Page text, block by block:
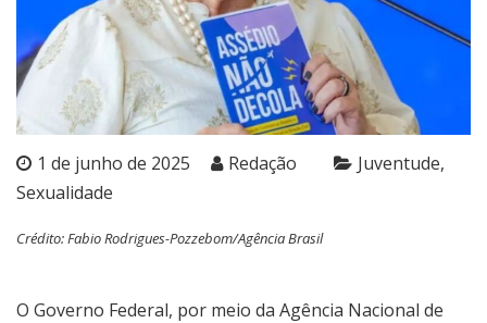
1 de junho de 2025 Redação
Juventude
Sexualidade
Crédito: Fabio Rodrigues-Pozzebom/Agência Brasil
O Governo Federal, por meio da Agência Nacional de